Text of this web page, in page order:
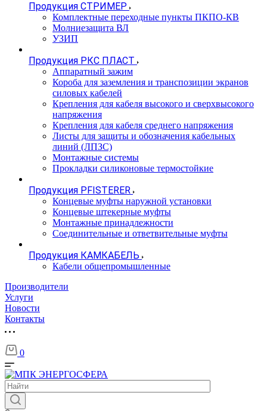
Продукция СТРИМЕР
Комплектные переходные пункты ПКПО-КВ
Молниезащита ВЛ
УЗИП
Продукция РКС ПЛАСТ
Аппаратный зажим
Короба для заземления и транспозиции экранов
силовых кабелей
Крепления для кабеля высокого и сверхвысокого
напряжения
Крепления для кабеля среднего напряжения
Листы для защиты и обозначения кабельных
линий (ЛПЗС)
Монтажные системы
Прокладки силиконовые термостойкие
Продукция PFISTERER
Концевые муфты наружной установки
Концевые штекерные муфты
Монтажные принадлежности
Соединительные и ответвительные муфты
Продукция КАМКАБЕЛЬ
Кабели общепромышленные
Производители
Услуги
Новости
Контакты
0